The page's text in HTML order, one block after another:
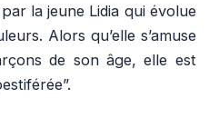
la jeune Lidia qui évolue
Alors qu’elle s’amuse
de son âge, elle est